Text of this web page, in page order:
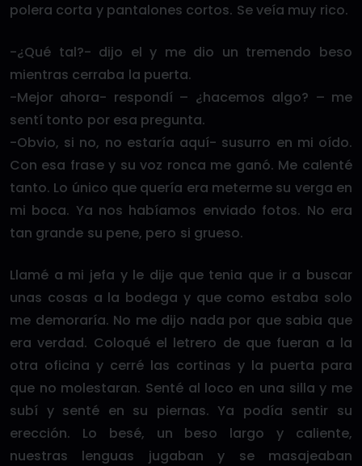
polera corta y pantalones cortos. Se veía muy rico.
-¿Qué tal?- dijo el y me dio un tremendo beso
mientras cerraba la puerta.
-Mejor ahora- respondí – ¿hacemos algo? – me
sentí tonto por esa pregunta.
-Obvio, si no, no estaría aquí- susurro en mi oído.
Con esa frase y su voz ronca me ganó. Me calenté
tanto. Lo único que quería era meterme su verga en
mi boca. Ya nos habíamos enviado fotos. No era
tan grande su pene, pero si grueso.
Llamé a mi jefa y le dije que tenia que ir a buscar
unas cosas a la bodega y que como estaba solo
me demoraría. No me dijo nada por que sabia que
era verdad. Coloqué el letrero de que fueran a la
otra oficina y cerré las cortinas y la puerta para
que no molestaran. Senté al loco en una silla y me
subí y senté en su piernas. Ya podía sentir su
erección. Lo besé, un beso largo y caliente,
nuestras lenguas jugaban y se masajeaban